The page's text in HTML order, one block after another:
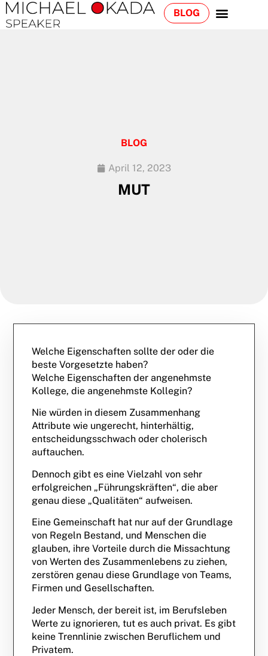
BLOG
BLOG
April 12, 2023
MUT
Welche Eigenschaften sollte der oder die
beste Vorgesetzte haben?
Welche Eigenschaften der angenehmste
Kollege, die angenehmste Kollegin?
Nie würden in diesem Zusammenhang
Attribute wie ungerecht, hinterhältig,
entscheidungsschwach oder cholerisch
auftauchen.
Dennoch gibt es eine Vielzahl von sehr
erfolgreichen „Führungskräften“, die aber
genau diese „Qualitäten“ aufweisen.
Eine Gemeinschaft hat nur auf der Grundlage
von Regeln Bestand, und Menschen die
glauben, ihre Vorteile durch die Missachtung
von Werten des Zusammenlebens zu ziehen,
zerstören genau diese Grundlage von Teams,
Firmen und Gesellschaften.
Jeder Mensch, der bereit ist, im Berufsleben
Werte zu ignorieren, tut es auch privat. Es gibt
keine Trennlinie zwischen Beruflichem und
Privatem.